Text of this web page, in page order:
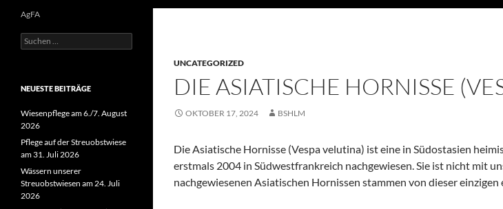
UNCATEGORIZED
DIE ASIATISCHE HORNISSE
OKTOBER 17, 2024 BSHLM
Die Asiatische Hornisse (Vespa velutina) ist eine in Südostasien
erstmals 2004 in Südwestfrankreich nachgewiesen. Sie ist nicht mit
nachgewiesenen Asiatischen Hornissen stammen von dieser
AgFA
Suchen
nach:
NEUESTE BEITRÄGE
Wiesenpflege am 6./7. August
2026
Pflege auf der Streuobstwiese
am 31. Juli 2026
Wässern unserer
Streuobstwiesen am 24. Juli
2026